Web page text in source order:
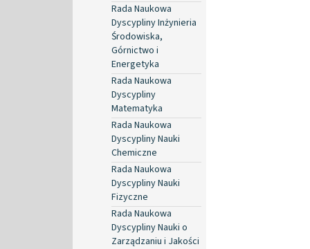
Rada Naukowa
Dyscypliny Inżynieria
Środowiska,
Górnictwo i
Energetyka
Rada Naukowa
Dyscypliny
Matematyka
Rada Naukowa
Dyscypliny Nauki
Chemiczne
Rada Naukowa
Dyscypliny Nauki
Fizyczne
Rada Naukowa
Dyscypliny Nauki o
Zarządzaniu i Jakości